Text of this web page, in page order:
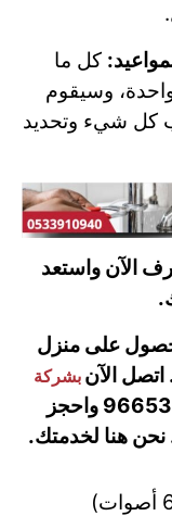
كل ما
وسيقوم
كل شيء وتحديد
الآن واستعد
على منزل
الآن بشركة
على الرقم 966533910940 واحجز
هنا لخدمتك.